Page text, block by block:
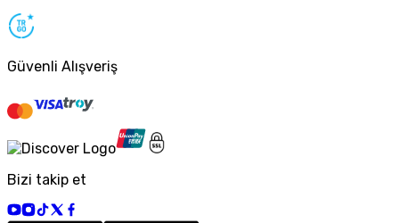
Güvenli Alışveriş
Bizi takip et